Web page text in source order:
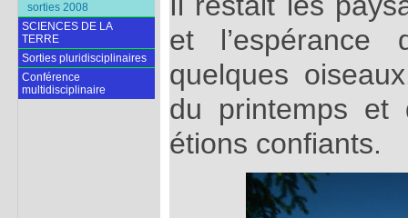
et
quelques
du printemps et
étions confiants.
sorties 2008
SCIENCES DE LA
TERRE
Sorties pluridisciplinaires
Conférence
multidisciplinaire